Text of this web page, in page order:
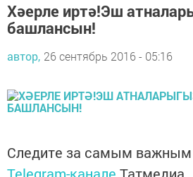
Хәерле иртә!Эш
башлансын!
автор, 26 сентябрь 2016 - 05:16
Следите за самым